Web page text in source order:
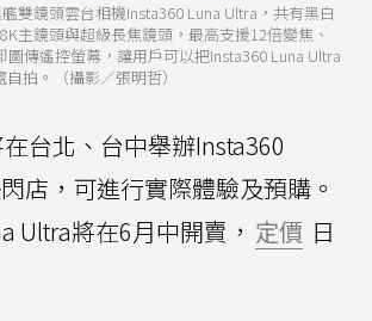
雙鏡頭雲台相機Insta360 Luna Ultra，共有黑白
主鏡頭與超級長焦鏡頭，最高支援12倍變焦、
圖傳遙控螢幕，讓用戶可以把Insta360 Luna Ultra
拍。（攝影／張明哲）
台北、台中舉辦Insta360
店，可進行實際體驗及預購。
Ultra將在6月中開賣， 定價 日